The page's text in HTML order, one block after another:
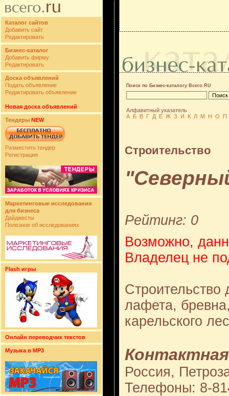
Каталог сайтов
Добавить сайт
Редактировать
Бизнес-каталог
Добавить фирму
Редактировать
Доска объявлений
Подать объявление
Редактировать объявление
Новая доска объявлений
Тендеры NEW
Разместить тендер
Регистрация
Маркетинговые исследования
для бизнеса
Дайджесты
Полезное об исследованиях
Flash игры
Онлайн переводчик текстов
Музыка в MP3
Поиск по Бизнес-каталогу Всего.RU
Алфавитный указатель
А Б В Г Д Е Ж З И К Л М Н О П
Строительство
Рейтинг: 0
Возможно,
Владелец не
Строительство
лафета,
карельского
Россия,
Телефоны: 8-